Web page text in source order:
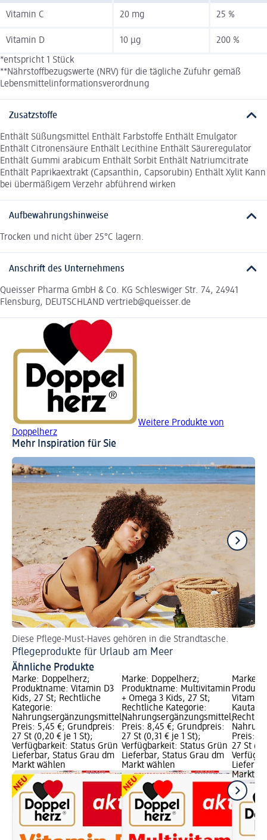
Vitamin C 20 mg 25 %
Vitamin D 10 µg 200 %
*entspricht 1 Stück
**Nährstoffbezugswerte (NRV) für die tägliche Zufuhr gemäß
Lebensmittelinformationsverordnung
Zusatzstoffe
Enthält Süßungsmittel Enthält Farbstoffe Enthält Emulgator
Enthält Citronensäure Enthält Lecithine Enthält Säureregulator
Enthält Gummi arabicum Enthält Sorbit Enthält Natriumcitrate
Enthält Paprikaextrakt (Capsanthin, Capsorubin) Enthält Xylit Kann
bei übermäßigem Verzehr abführend wirken
Aufbewahrungshinweise
Trocken und nicht über 25°C lagern.
Anschrift des Unternehmens
Queisser Pharma GmbH & Co. KG Schleswiger Str. 74, 24941
Flensburg, DEUTSCHLAND vertrieb@queisser.de
Weitere Produkte von
Doppelherz
Mehr Inspiration für Sie
Diese Pflege-Must-Haves gehören in die Strandtasche.
Pflegeprodukte für Urlaub am Meer
Ähnliche Produkte
Marke: Doppelherz;
Produktname: Vitamin D3
Kids, 27 St; Rechtliche
Kategorie:
Nahrungsergänzungsmittel;
Preis: 5,45 €; Grundpreis:
27 St (0,20 € je 1 St);
Verfügbarkeit: Status Grün
Lieferbar, Status Grau dm
Markt wählen
Marke: Doppelherz;
Produktname: Multivitamin
+ Omega 3 Kids, 27 St;
Rechtliche Kategorie:
Nahrungsergänzungsmittel;
Preis: 8,45 €; Grundpreis:
27 St (0,31 € je 1 St);
Verfügbarkeit: Status Grün
Lieferbar, Status Grau dm
Markt wählen
Marke:
Vitamin
Preis:
27 St
Markt